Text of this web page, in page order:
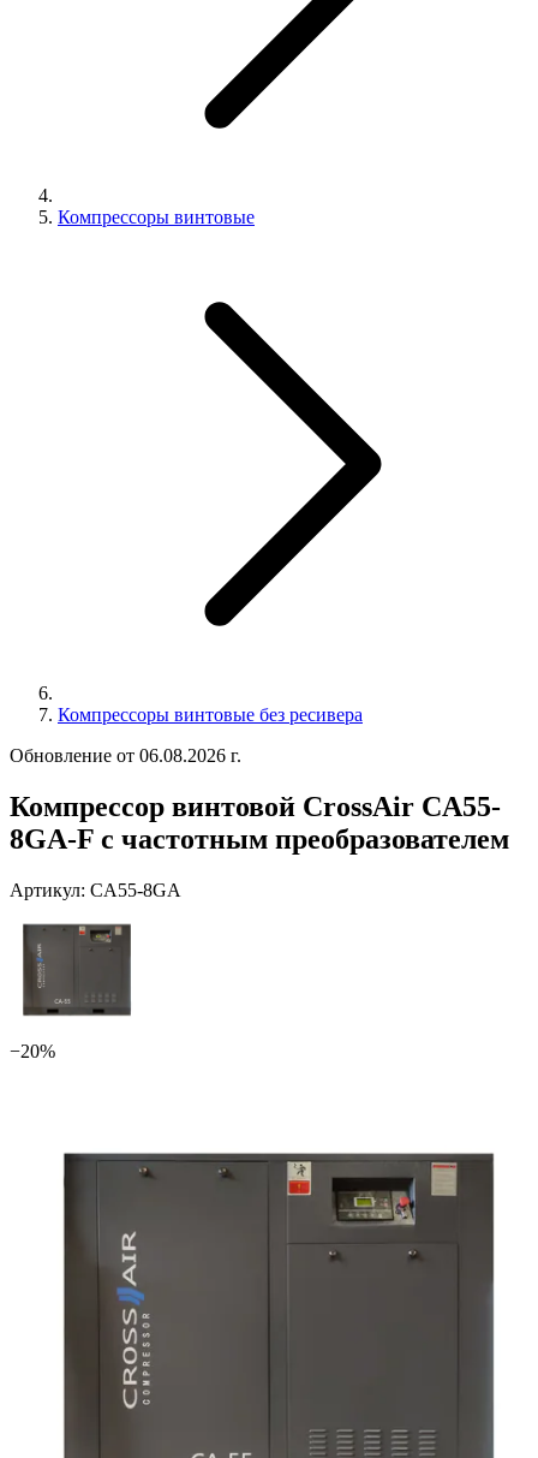
Компрессоры винтовые
Компрессоры винтовые без ресивера
Обновление от 06.08.2026 г.
Компрессор винтовой CrossAir CA55-
8GA-F с частотным преобразователем
Артикул: CA55-8GA
−20%